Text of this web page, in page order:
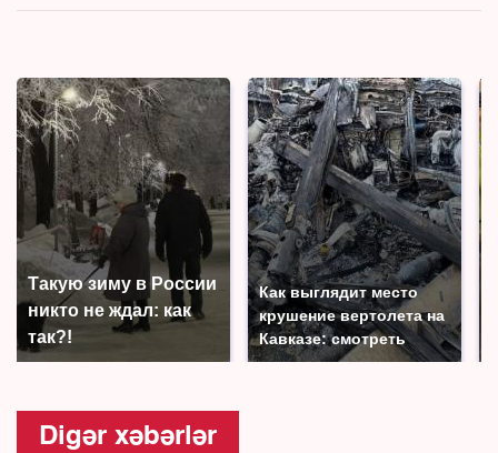
Такую зиму в России
никто не ждал: как
так?!
Как выглядит место
крушение вертолета на
Кавказе: смотреть
Digər xəbərlər